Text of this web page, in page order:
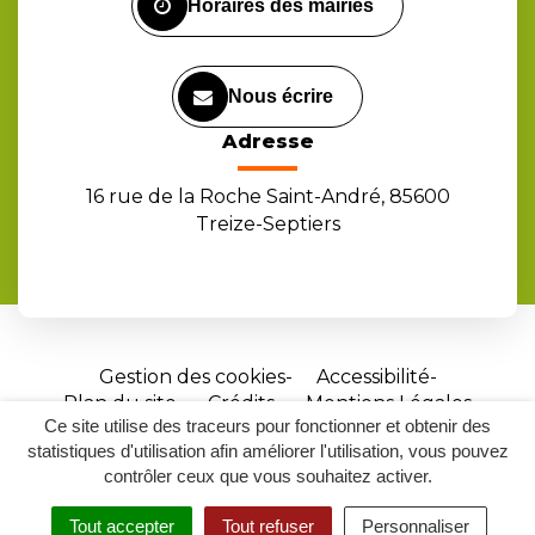
Ce site utilise des traceurs pour fonctionner et obtenir des
statistiques d'utilisation afin améliorer l'utilisation, vous pouvez
contrôler ceux que vous souhaitez activer.
Tout accepter Tout refuser Personnaliser
Horaires des mairies
Nous écrire
Adresse
16 rue de la Roche Saint-André, 85600
Treize-Septiers
Gestion des cookies
Accessibilité
Plan du site
Crédits
Mentions Légales
Site
réalisé
par
Inovagora